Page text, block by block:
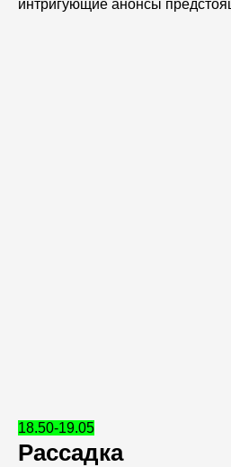
интригующие анонсы
18.50-19.05
Рассадка